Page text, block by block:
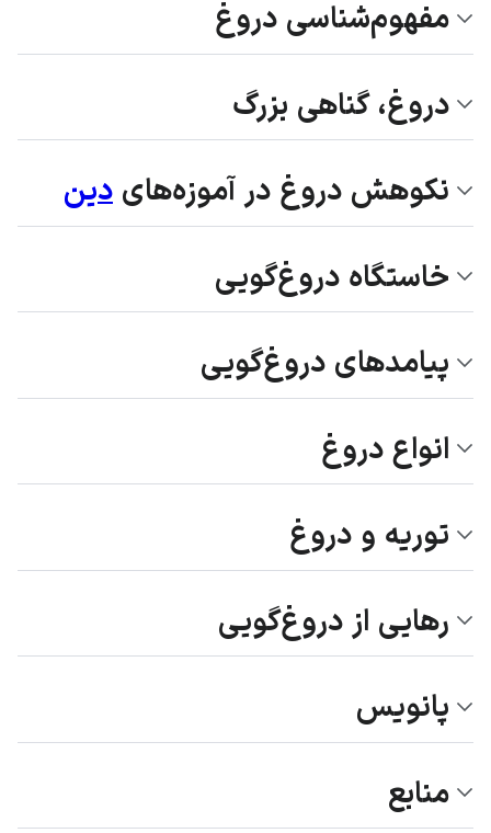
مفهوم‌شناسی دروغ
دروغ، گناهی بزرگ
نکوهش دروغ در آموزه‌های دین
خاستگاه دروغ‌گویی
پیامدهای دروغ‌گویی
انواع دروغ
توریه و دروغ
رهایی از دروغ‌گویی
پانویس
منابع